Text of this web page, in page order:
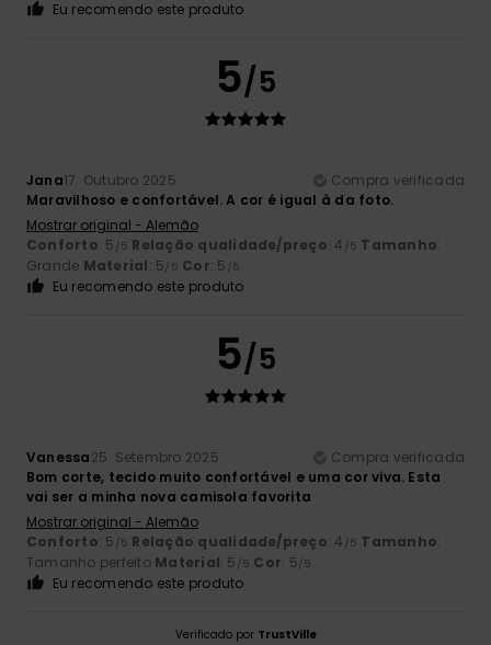
Eu recomendo este produto
5/5
Jana17. Outubro 2025
Compra verificada
Maravilhoso e confortável. A cor é igual à da foto.
Mostrar original - Alemão
Conforto: 5 /5 Relação qualidade/preço: 4 /5 Tamanho:
Grande Material: 5/5 Cor: 5 /5
Eu recomendo este produto
5/5
Vanessa25. Setembro 2025
Compra verificada
Bom corte, tecido muito confortável e uma cor viva. Esta
vai ser a minha nova camisola favorita
Mostrar original - Alemão
Conforto: 5 /5 Relação qualidade/preço: 4 /5 Tamanho:
Tamanho perfeito Material: 5 /5 Cor: 5/5
Eu recomendo este produto
Verificado por TrustVille